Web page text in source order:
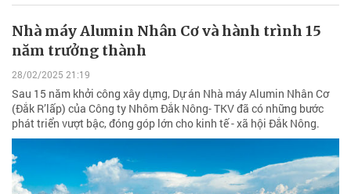
Nhà máy Alumin Nhân Cơ và hành trình 15
năm trưởng thành
28/02/2025 21:19
Sau 15 năm khởi công xây dựng, Dự án Nhà máy Alumin Nhân Cơ
(Đắk R’lấp) của Công ty Nhôm Đắk Nông- TKV đã có những bước
phát triển vượt bậc, đóng góp lớn cho kinh tế - xã hội Đắk Nông.